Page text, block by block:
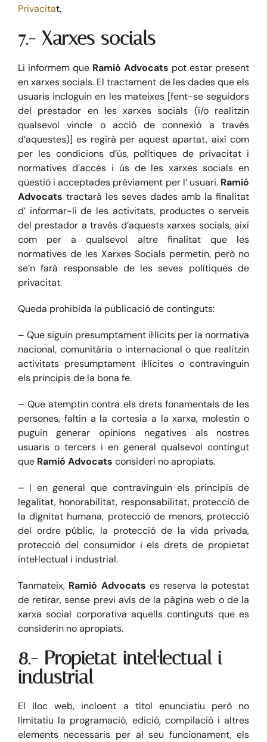
Privacitat.
7.- Xarxes socials
Li informem que Ramió Advocats pot estar present
en xarxes socials. El tractament de les dades que els
usuaris incloguin en les mateixes [fent-se seguidors
del prestador en les xarxes socials (i/o realitzin
qualsevol vincle o acció de connexió a través
d’aquestes)] es regirà per aquest apartat, així com
per les condicions d’ús, polítiques de privacitat i
normatives d’accés i ús de les xarxes socials en
qüestió i acceptades prèviament per l’ usuari. Ramió
Advocats tractarà les seves dades amb la finalitat
d’ informar-li de les activitats, productes o serveis
del prestador a través d’aquests xarxes socials, així
com per a qualsevol altre finalitat que les
normatives de les Xarxes Socials permetin, però no
se’n farà responsable de les seves polítiques de
privacitat.
Queda prohibida la publicació de continguts:
– Que siguin presumptament il·lícits per la normativa
nacional, comunitària o internacional o que realitzin
activitats presumptament il·lícites o contravinguin
els principis de la bona fe.
– Que atemptin contra els drets fonamentals de les
persones, faltin a la cortesia a la xarxa, molestin o
puguin generar opinions negatives als nostres
usuaris o tercers i en general qualsevol contingut
que Ramió Advocats consideri no apropiats.
– I en general que contravinguin els principis de
legalitat, honorabilitat, responsabilitat, protecció de
la dignitat humana, protecció de menors, protecció
del ordre públic, la protecció de la vida privada,
protecció del consumidor i els drets de propietat
intel·lectual i industrial.
Tanmateix, Ramió Advocats es reserva la potestat
de retirar, sense previ avís de la pàgina web o de la
xarxa social corporativa aquells continguts que es
considerin no apropiats.
8.- Propietat intel·lectual i
industrial
El lloc web, incloent a títol enunciatiu però no
limitatiu la programació, edició, compilació i altres
elements necessaris per al seu funcionament, els